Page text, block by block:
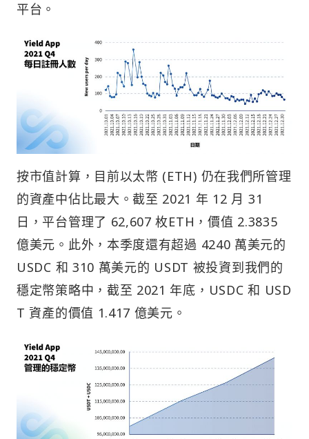
平台。
按市值計算，目前以太幣 (ETH) 仍在我們所管理
的資產中佔比最大。截至 2021 年 12 月 31
日，平台管理了 62,607 枚ETH，價值 2.3835
億美元。此外，本季度還有超過 4240 萬美元的
USDC 和 310 萬美元的 USDT 被投資到我們的
穩定幣策略中，截至 2021 年底，USDC 和 USD
T 資產的價值 1.417 億美元。